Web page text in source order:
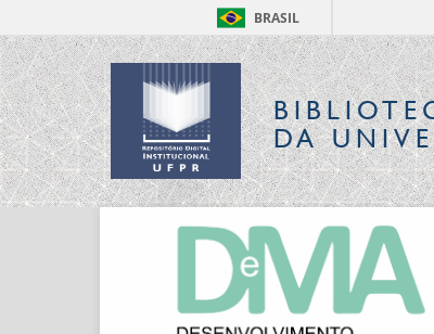
BRASIL
DA